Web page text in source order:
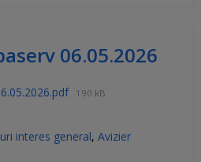
06.05.2026
190 kB
interes general, Avizier